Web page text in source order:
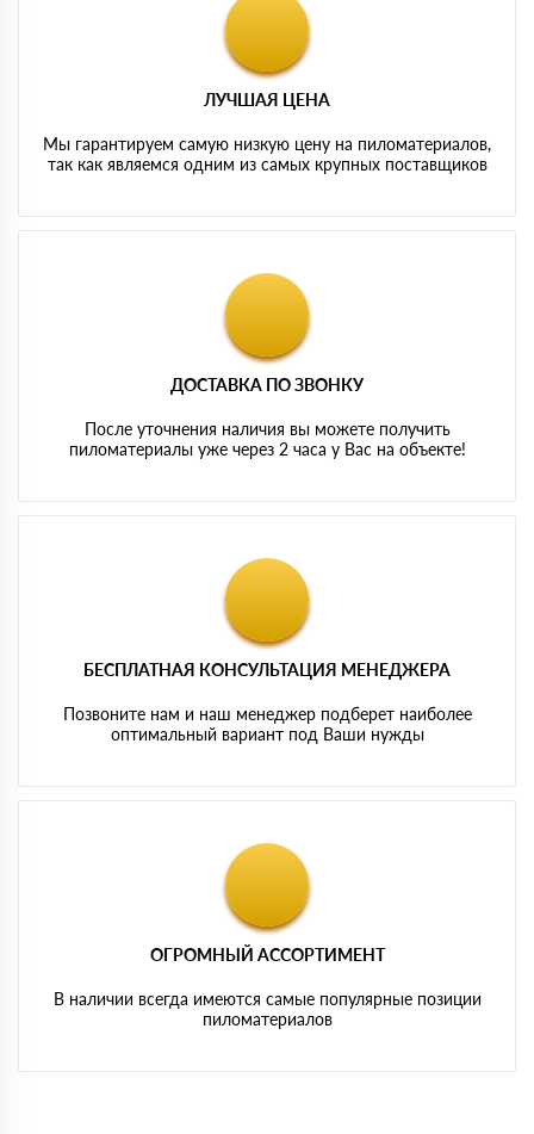
ЛУЧШАЯ ЦЕНА
Мы гарантируем самую низкую цену на пиломатериалов,
так как являемся одним из самых крупных поставщиков
ДОСТАВКА ПО ЗВОНКУ
После уточнения наличия вы можете получить
пиломатериалы уже через 2 часа у Вас на объекте!
БЕСПЛАТНАЯ КОНСУЛЬТАЦИЯ МЕНЕДЖЕРА
Позвоните нам и наш менеджер подберет наиболее
оптимальный вариант под Ваши нужды
ОГРОМНЫЙ АССОРТИМЕНТ
В наличии всегда имеются самые популярные позиции
пиломатериалов